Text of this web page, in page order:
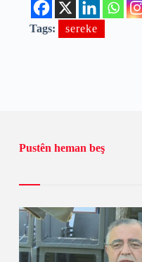
Tags: sereke
Pustên heman beş